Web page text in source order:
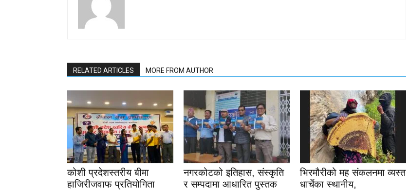
RELATED ARTICLES MORE FROM AUTHOR
कोशी प्रदेशस्तरीय बीमा
हाजिरीजवाफ प्रतियोगिता
नगरकोटको इतिहास, संस्कृति
र सम्पदामा आधारित पुस्तक
भिरमौरीको मह संकलनमा व्यस्त
धार्चेका स्थानीय,